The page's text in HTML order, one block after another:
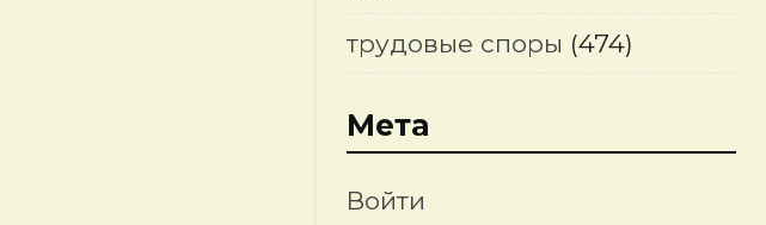
трудовые споры (474)
Мета
Войти